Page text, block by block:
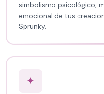
simbolismo psicológico,
emocional de tus
Sprunky.
✦